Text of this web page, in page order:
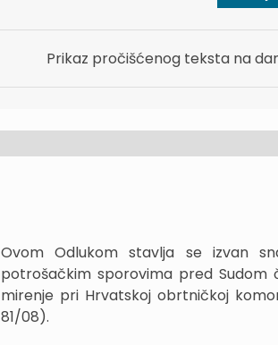
Prikaz pročišćenog teksta na
Ovom Odlukom stavlja se izvan
potrošačkim sporovima pred
mirenje pri Hrvatskoj obrtničkoj
81/08).